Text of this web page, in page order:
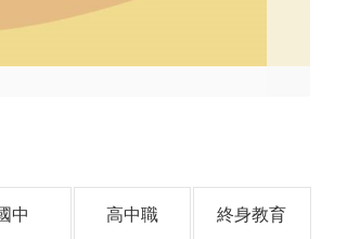
中 高中職 終身教育